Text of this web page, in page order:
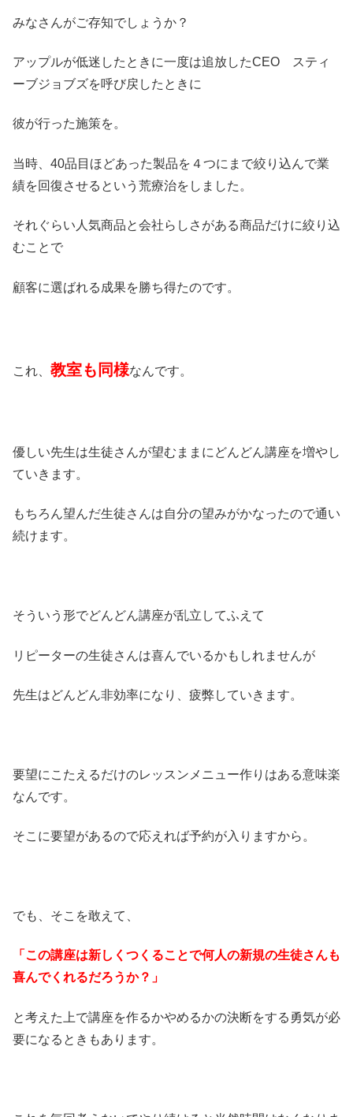
みなさんがご存知でしょうか？
アップルが低迷したときに一度は追放したCEO スティ
ーブジョブズを呼び戻したときに
彼が行った施策を。
当時、40品目ほどあった製品を４つにまで絞り込んで業
績を回復させるという荒療治をしました。
それぐらい人気商品と会社らしさがある商品だけに絞り込
むことで
顧客に選ばれる成果を勝ち得たのです。
これ、 教室も同様なんです。
優しい先生は生徒さんが望むままにどんどん講座を増やし
ていきます。
もちろん望んだ生徒さんは自分の望みがかなったので通い
続けます。
そういう形でどんどん講座が乱立してふえて
リピーターの生徒さんは喜んでいるかもしれませんが
先生はどんどん非効率になり、疲弊していきます。
要望にこたえるだけのレッスンメニュー作りはある意味楽
なんです。
そこに要望があるので応えれば予約が入りますから。
でも、そこを敢えて、
「この講座は新しくつくることで何人の新規の生徒さんも
喜んでくれるだろうか？」
と考えた上で講座を作るかやめるかの決断をする勇気が必
要になるときもあります。